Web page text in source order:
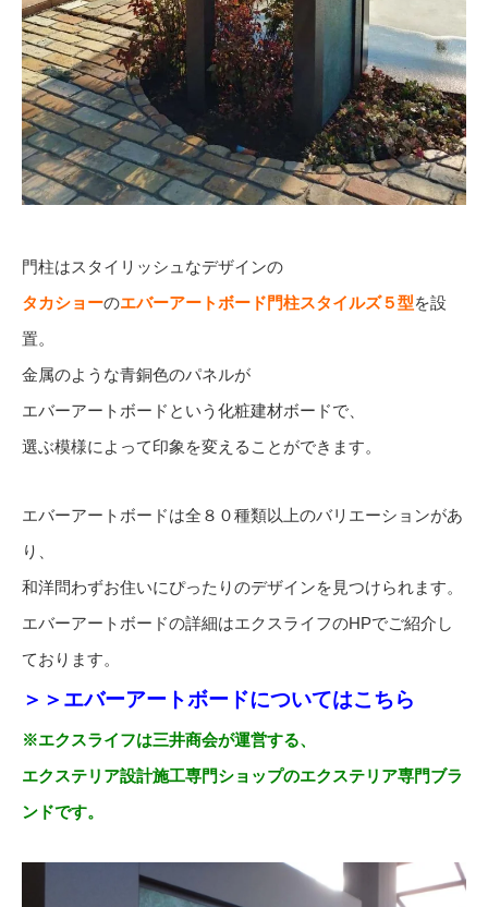
門柱はスタイリッシュなデザインの
タカショーのエバーアートボード門柱スタイルズ５型を設
置。
金属のような青銅色のパネルが
エバーアートボードという化粧建材ボードで、
選ぶ模様によって印象を変えることができます。
エバーアートボードは全８０種類以上のバリエーションがあ
り、
和洋問わずお住いにぴったりのデザインを見つけられます。
エバーアートボードの詳細はエクスライフのHPでご紹介し
ております。
＞＞エバーアートボードについてはこちら
※エクスライフは三井商会が運営する、
エクステリア設計施工専門ショップのエクステリア専門ブラ
ンドです。